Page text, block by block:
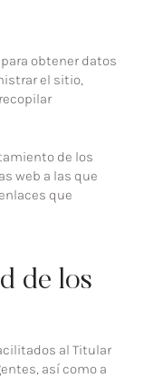
obtener datos
el sitio,
de los
web a las que
que
de los
al Titular
así como a